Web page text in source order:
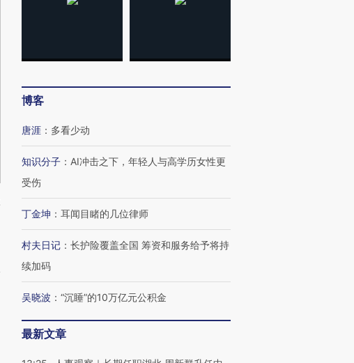
博客
唐涯 ： 多看少动
知识分子 ： AI冲击之下，年轻人与高学历女性更
受伤
丁金坤 ： 耳闻目睹的几位律师
村夫日记 ： 长护险覆盖全国 筹资和服务给予将持
续加码
吴晓波 ： “沉睡”的10万亿元公积金
最新文章